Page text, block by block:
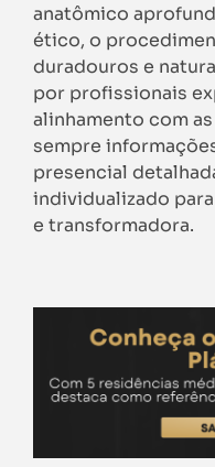
anatômico
ético, o
duradouros e
por profissionais
alinhamento com
sempre
presencial
individualizado
e transformadora.